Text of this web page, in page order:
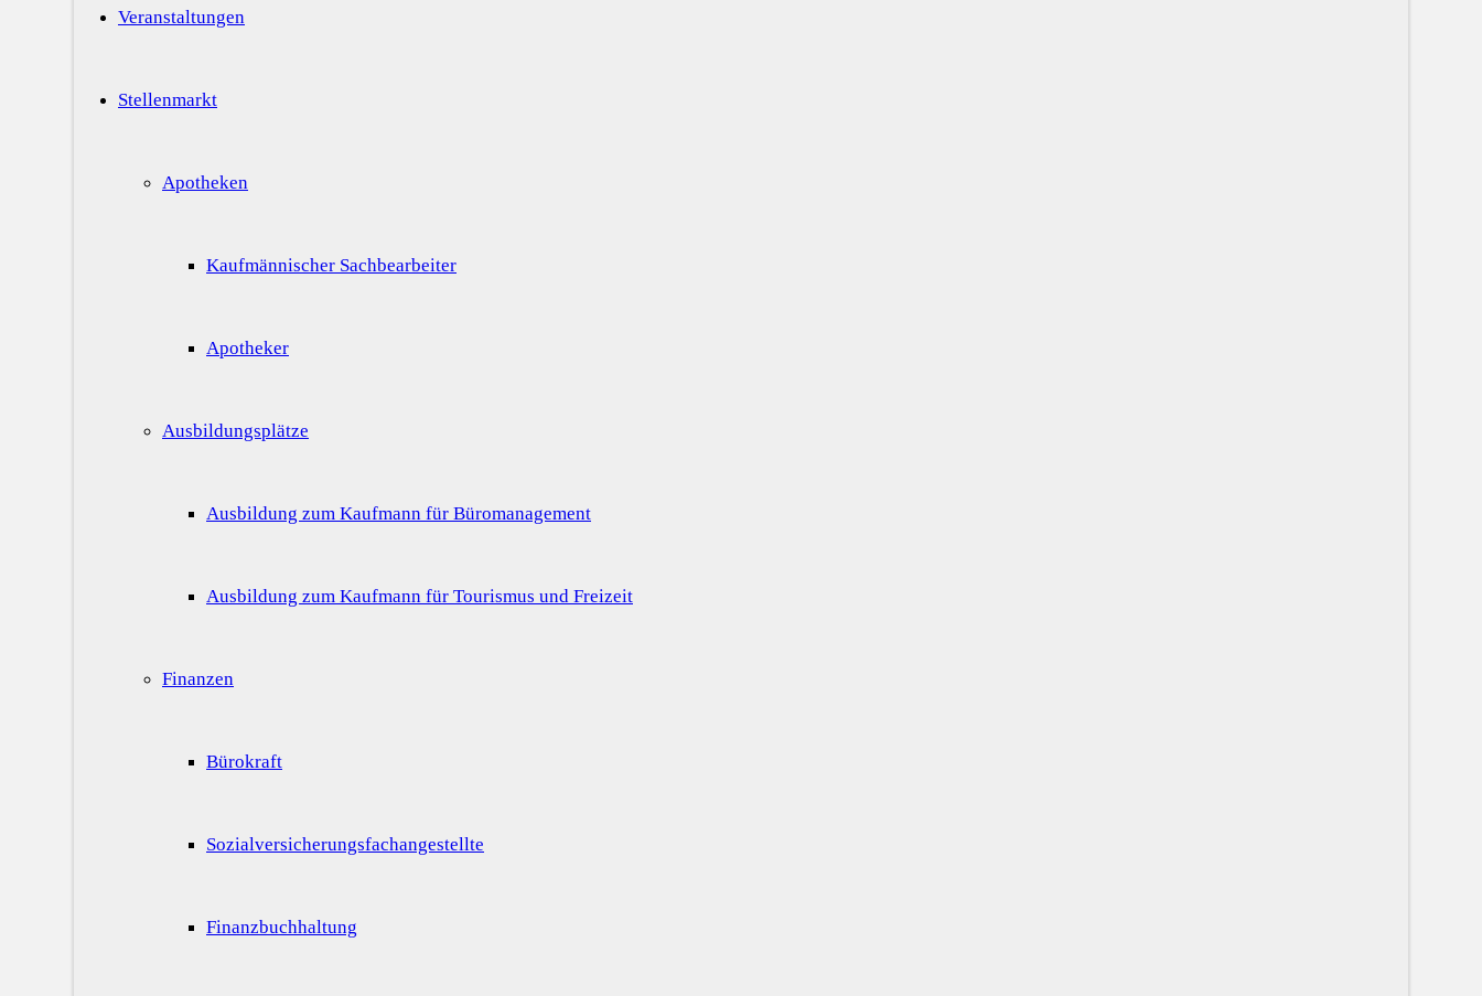
Veranstaltungen
Stellenmarkt
Apotheken
Kaufmännischer Sachbearbeiter
Apotheker
Ausbildungsplätze
Ausbildung zum Kaufmann für Büromanagement
Ausbildung zum Kaufmann für Tourismus und Freizeit
Finanzen
Bürokraft
Sozialversicherungsfachangestellte
Finanzbuchhaltung